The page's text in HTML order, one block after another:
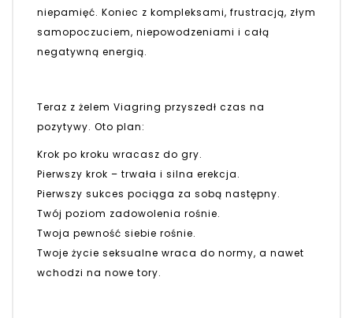
niepamięć. Koniec z kompleksami, frustracją, złym
samopoczuciem, niepowodzeniami i całą
negatywną energią.
Teraz z żelem Viagring przyszedł czas na
pozytywy. Oto plan:
Krok po kroku wracasz do gry.
Pierwszy krok – trwała i silna erekcja.
Pierwszy sukces pociąga za sobą następny.
Twój poziom zadowolenia rośnie.
Twoja pewność siebie rośnie.
Twoje życie seksualne wraca do normy, a nawet
wchodzi na nowe tory.